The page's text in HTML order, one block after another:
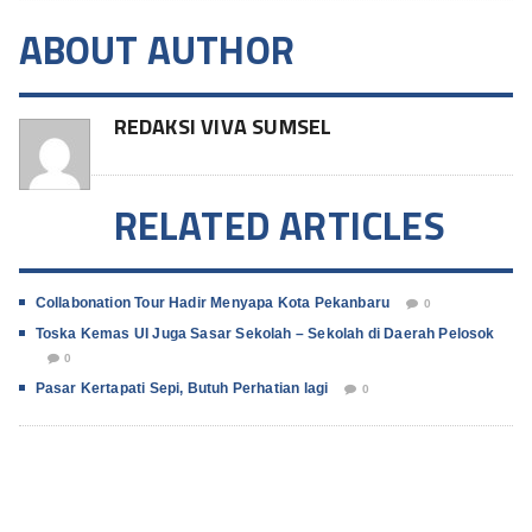
ABOUT AUTHOR
REDAKSI VIVA SUMSEL
RELATED ARTICLES
Collabonation Tour Hadir Menyapa Kota Pekanbaru 0
Toska Kemas UI Juga Sasar Sekolah – Sekolah di Daerah Pelosok
0
Pasar Kertapati Sepi, Butuh Perhatian lagi 0